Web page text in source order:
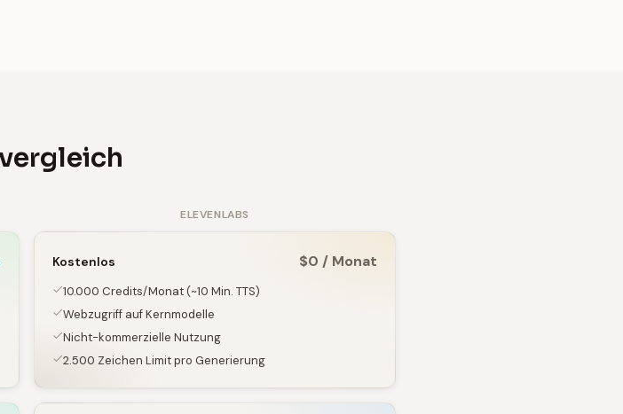
ELEVENLABS
Kostenlos $0 / Monat
10.000 Credits/Monat (~10 Min. TTS)
Webzugriff auf Kernmodelle
Nicht-kommerzielle Nutzung
2.500 Zeichen Limit pro Generierung